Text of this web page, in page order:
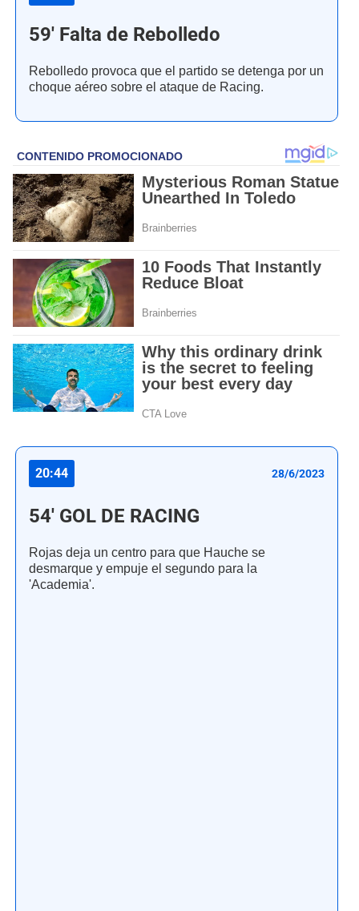
59' Falta de Rebolledo
Rebolledo provoca que el partido se detenga por un
choque aéreo sobre el ataque de Racing.
20:44 28/6/2023
54' GOL DE RACING
Rojas deja un centro para que Hauche se
desmarque y empuje el segundo para la
'Academia'.